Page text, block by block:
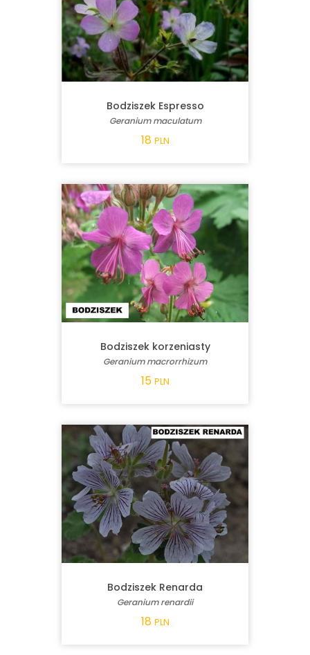
Bodziszek Espresso
Geranium maculatum
18 PLN
Bodziszek korzeniasty
Geranium macrorrhizum
15 PLN
Bodziszek Renarda
Geranium renardii
18 PLN